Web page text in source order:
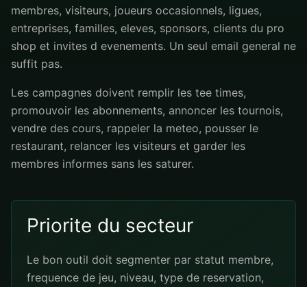
membres, visiteurs, joueurs occasionnels, ligues,
entreprises, familles, eleves, sponsors, clients du pro
shop et invites d evenements. Un seul email general ne
suffit pas.
Les campagnes doivent remplir les tee times,
promouvoir les abonnements, annoncer les tournois,
vendre des cours, rappeler la meteo, pousser le
restaurant, relancer les visiteurs et garder les
membres informes sans les saturer.
Priorite du secteur
Le bon outil doit segmenter par statut membre,
frequence de jeu, niveau, type de reservation,